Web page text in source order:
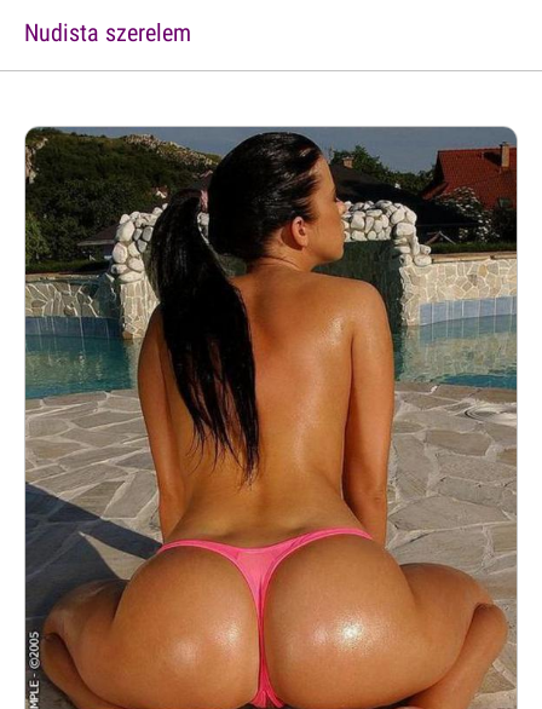
Nudista szerelem